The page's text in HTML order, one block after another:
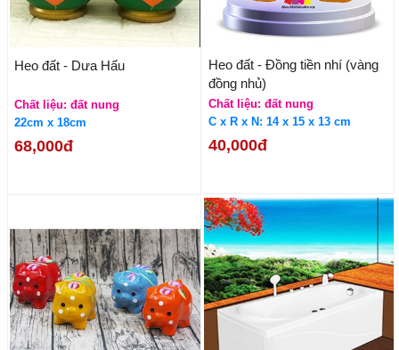
Heo đất - Dưa Hấu
Chất liệu: đất nung
22cm x 18cm
68,000đ
Heo đất - Đồng tiền nhí (vàng
đồng nhủ)
Chất liệu: đất nung
C x R x N: 14 x 15 x 13 cm
40,000đ